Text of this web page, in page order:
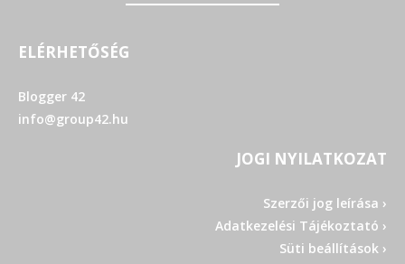
ELÉRHETŐSÉG
Blogger 42
info@group42.hu
JOGI NYILATKOZAT
Szerzői jog leírása ›
Adatkezelési Tájékoztató ›
Süti beállítások ›